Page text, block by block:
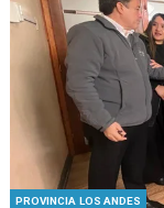
PROVINCIA LOS ANDES